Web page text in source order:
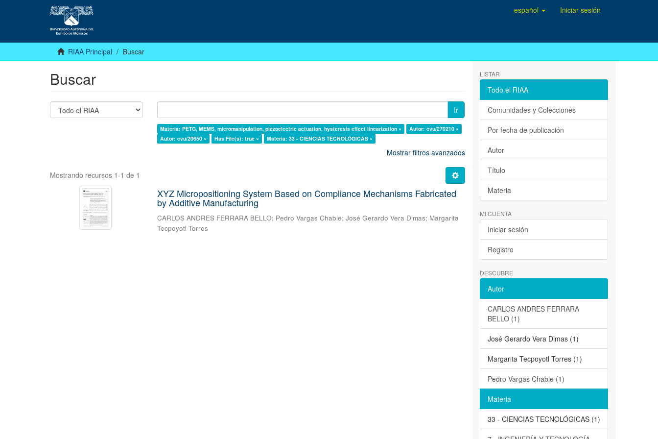
español Iniciar sesión
RIAA Principal Buscar
Buscar
Ir
Materia: PETG, MEMS, micromanipulation, piezoelectric actuation, hysteresis effect linearization ×
Autor: cvu/270210 ×
Autor: cvu/20650 ×
Has File(s): true × Materia: 33 - CIENCIAS TECNOLÓGICAS ×
Mostrar filtros avanzados
Mostrando recursos 1-1 de 1
XYZ Micropositioning System Based on Compliance Mechanisms Fabricated
by Additive Manufacturing
CARLOS ANDRES FERRARA BELLO; Pedro Vargas Chable;José Gerardo Vera Dimas; Margarita
Tecpoyotl Torres
LISTAR
Todo el RIAA
Comunidades y Colecciones
Por fecha de publicación
Autor
Título
Materia
MI CUENTA
Iniciar sesión
Registro
DESCUBRE
Autor
CARLOS ANDRES FERRARA
BELLO (1)
José Gerardo Vera Dimas (1)
Margarita Tecpoyotl Torres (1)
Pedro Vargas Chable (1)
Materia
33 - CIENCIAS TECNOLÓGICAS (1)